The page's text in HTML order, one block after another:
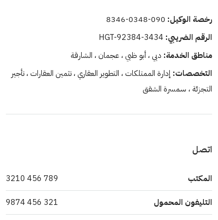
رخصة الوكيل: 090-0348-8346
الرقم الضريبي: HGT-92384-3434
مناطق الخدمة: دبي ، أبو ظبي ، عجمان ، الشارقة
التخصصات: إدارة الممتلكات ، التطوير العقاري ، تثمين العقارات ، تأجير
التجزئة ، سمسرة الشقق
اتصل
المكتب 789 456 3210
التليفون المحمول 321 456 9874